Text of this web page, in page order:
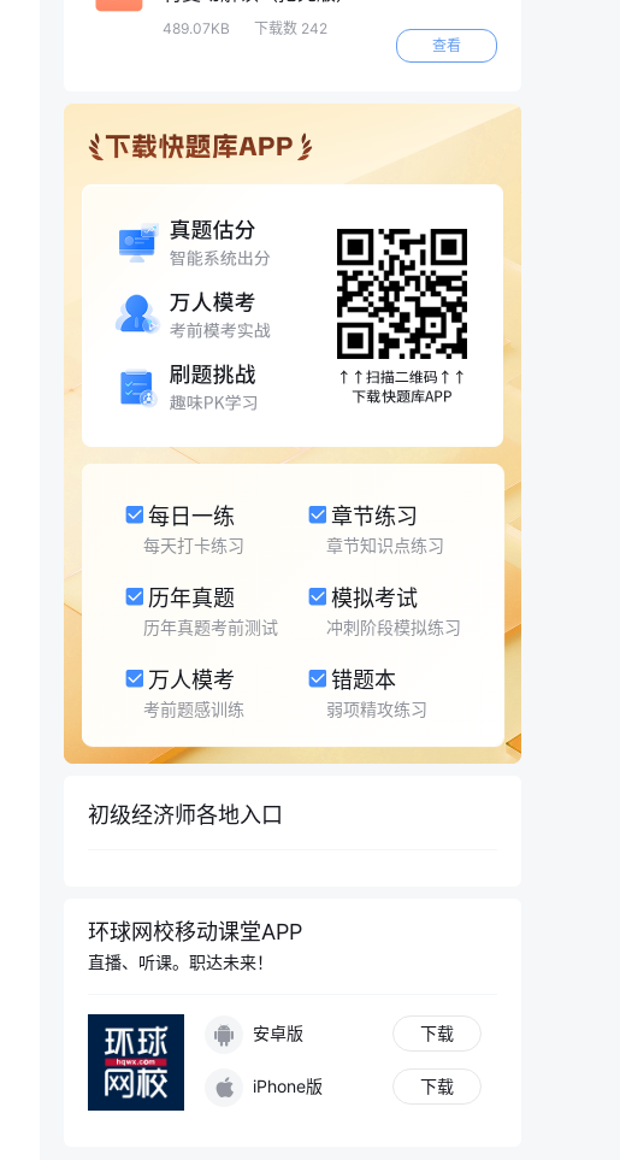
489.07KB
下载数 242
查看
每日一练
每天打卡练习
章节练习
章节知识点练习
历年真题
历年真题考前测试
模拟考试
冲刺阶段模拟练习
万人模考
考前题感训练
错题本
弱项精攻练习
初级经济师各地入口
环球网校移动课堂APP
直播、听课。职达未来！
安卓版 下载
iPhone版 下载